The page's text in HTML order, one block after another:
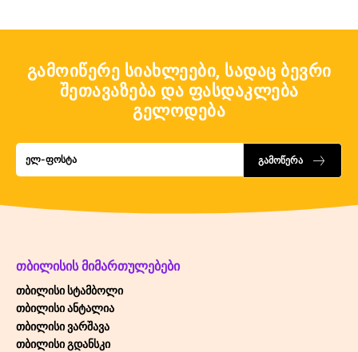
გამოიწერე სიახლეები, სადაც ბევრი
შეთავაზება და ფასდაკლება
გელოდება
გამოწერა
ᲗᲑᲘᲚᲘᲡᲘᲡ ᲛᲘᲛᲐᲠᲗᲣᲚᲔᲑᲔᲑᲘ
თბილისი სტამბოლი
თბილისი ანტალია
თბილისი ვარშავა
თბილისი გდანსკი